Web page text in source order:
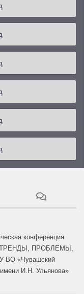
конференция
ПРОБЛЕМЫ,
ВО «Чувашский
имени И.Н. Ульянова»